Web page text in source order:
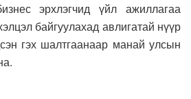
эрхлэгчид үйл ажиллагаа
байгуулахад авлигатай нүүр
гэх шалтгаанаар манай улсын